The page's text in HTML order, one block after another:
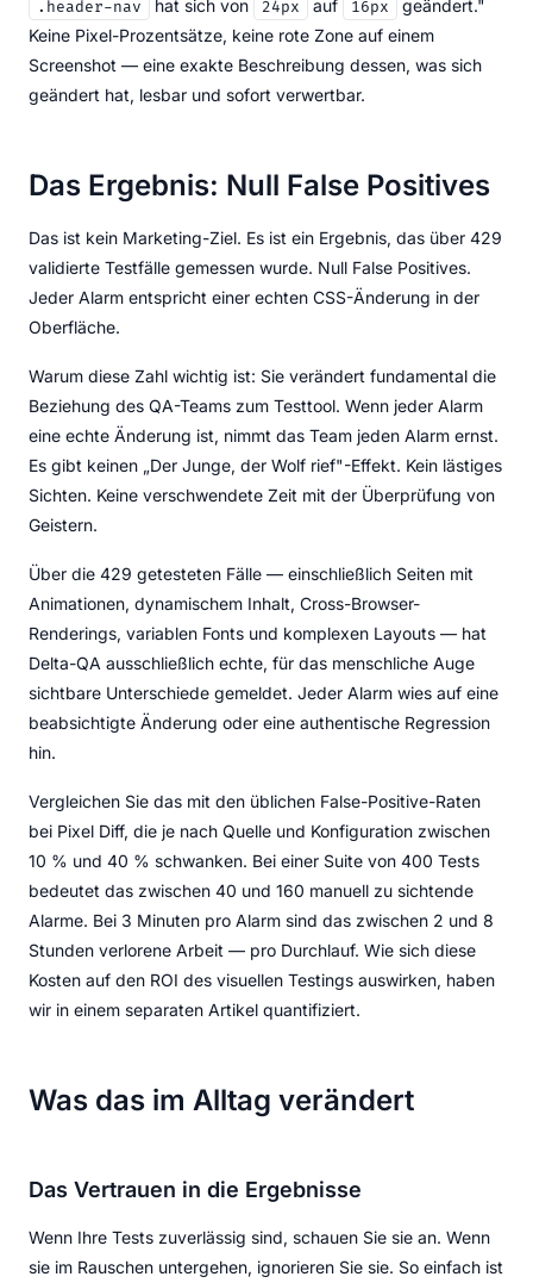
.header-nav hat sich von 24px auf 16px
geändert."
Keine Pixel-Prozentsätze, keine rote Zone auf einem
Screenshot — eine exakte Beschreibung dessen, was sich
geändert hat, lesbar und sofort verwertbar.
Das Ergebnis: Null False Positives
Das ist kein Marketing-Ziel. Es ist ein Ergebnis, das über 429
validierte Testfälle gemessen wurde. Null False Positives.
Jeder Alarm entspricht einer echten CSS-Änderung in der
Oberfläche.
Warum diese Zahl wichtig ist: Sie verändert fundamental die
Beziehung des QA-Teams zum Testtool. Wenn jeder Alarm
eine echte Änderung ist, nimmt das Team jeden Alarm ernst.
Es gibt keinen „Der Junge, der Wolf rief"-Effekt. Kein lästiges
Sichten. Keine verschwendete Zeit mit der Überprüfung von
Geistern.
Über die 429 getesteten Fälle — einschließlich Seiten mit
Animationen, dynamischem Inhalt, Cross-Browser-
Renderings, variablen Fonts und komplexen Layouts — hat
Delta-QA ausschließlich echte, für das menschliche Auge
sichtbare Unterschiede gemeldet. Jeder Alarm wies auf eine
beabsichtigte Änderung oder eine authentische Regression
hin.
Vergleichen Sie das mit den üblichen False-Positive-Raten
bei Pixel Diff, die je nach Quelle und Konfiguration zwischen
10 % und 40 % schwanken. Bei einer Suite von 400 Tests
bedeutet das zwischen 40 und 160 manuell zu sichtende
Alarme. Bei 3 Minuten pro Alarm sind das zwischen 2 und 8
Stunden verlorene Arbeit — pro Durchlauf. Wie sich diese
Kosten auf den ROI des visuellen Testings auswirken, haben
wir in einem separaten Artikel quantifiziert.
Was das im Alltag verändert
Das Vertrauen in die Ergebnisse
Wenn Ihre Tests zuverlässig sind, schauen Sie sie an. Wenn
sie im Rauschen untergehen, ignorieren Sie sie. So einfach ist